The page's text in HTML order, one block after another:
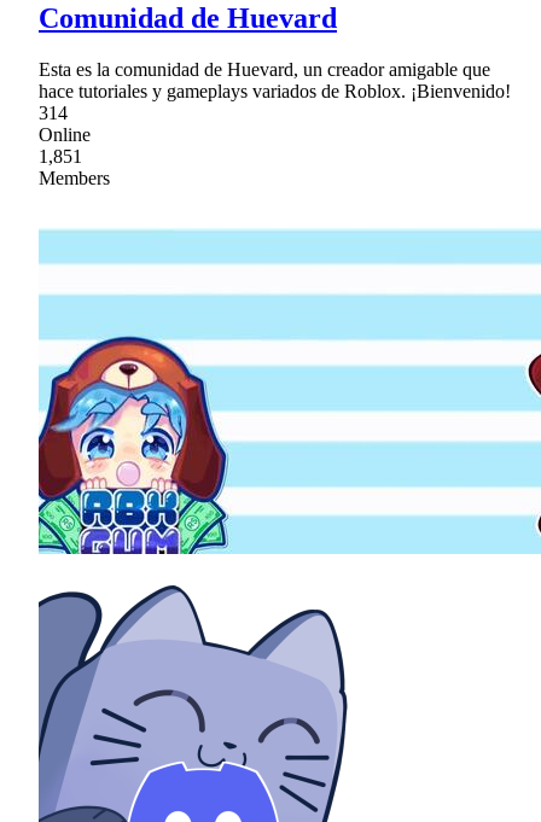
Comunidad de Huevard
Esta es la comunidad de Huevard, un creador amigable que
hace tutoriales y gameplays variados de Roblox. ¡Bienvenido!
314
Online
1,851
Members